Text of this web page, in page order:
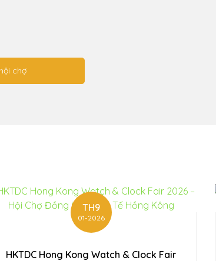
TH9
01-2026
HKTDC Hong Kong Watch & Clock Fair